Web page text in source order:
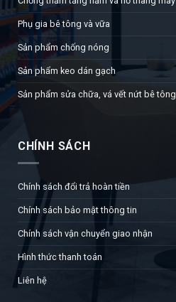
Phụ gia bê tông và vữa
Sản phẩm chống nóng
Sản phẩm keo dán gạch
Sản phẩm sửa chữa, vá vết nứt bê tông
CHÍNH SÁCH
Chính sách đổi trả hoàn tiền
Chính sách bảo mật thông tin
Chính sách vận chuyển giao nhận
Hình thức thanh toán
Liên hệ